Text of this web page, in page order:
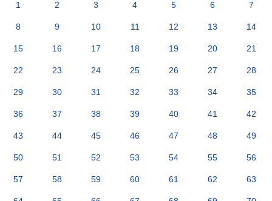
1 2 3 4 5 6 7
8 9 10 11 12 13 14
15 16 17 18 19 20 21
22 23 24 25 26 27 28
29 30 31 32 33 34 35
36 37 38 39 40 41 42
43 44 45 46 47 48 49
50 51 52 53 54 55 56
57 58 59 60 61 62 63